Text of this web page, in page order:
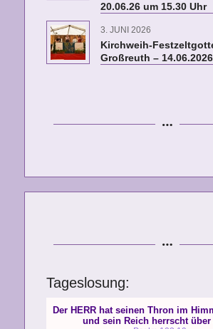
20.06.26 um 15.30 Uhr
3. JUNI 2026
Kirchweih-
Großreuth –
Tageslosung: